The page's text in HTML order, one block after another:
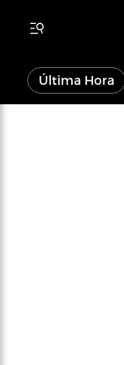
Última Hora